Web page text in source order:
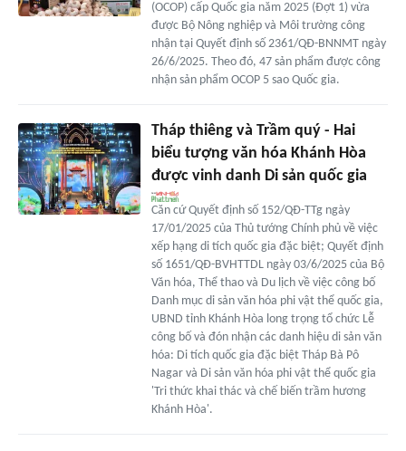
(OCOP) cấp Quốc gia năm 2025 (Đợt 1) vừa
được Bộ Nông nghiệp và Môi trường công
nhận tại Quyết định số 2361/QĐ-BNNMT ngày
26/6/2025. Theo đó, 47 sản phẩm được công
nhận sản phẩm OCOP 5 sao Quốc gia.
Tháp thiêng và Trầm quý - Hai
biểu tượng văn hóa Khánh Hòa
được vinh danh Di sản quốc gia
Căn cứ Quyết định số 152/QĐ-TTg ngày
17/01/2025 của Thủ tướng Chính phủ về việc
xếp hạng di tích quốc gia đặc biệt; Quyết định
số 1651/QĐ-BVHTTDL ngày 03/6/2025 của Bộ
Văn hóa, Thể thao và Du lịch về việc công bố
Danh mục di sản văn hóa phi vật thể quốc gia,
UBND tỉnh Khánh Hòa long trọng tổ chức Lễ
công bố và đón nhận các danh hiệu di sản văn
hóa: Di tích quốc gia đặc biệt Tháp Bà Pô
Nagar và Di sản văn hóa phi vật thể quốc gia
'Tri thức khai thác và chế biến trầm hương
Khánh Hòa'.